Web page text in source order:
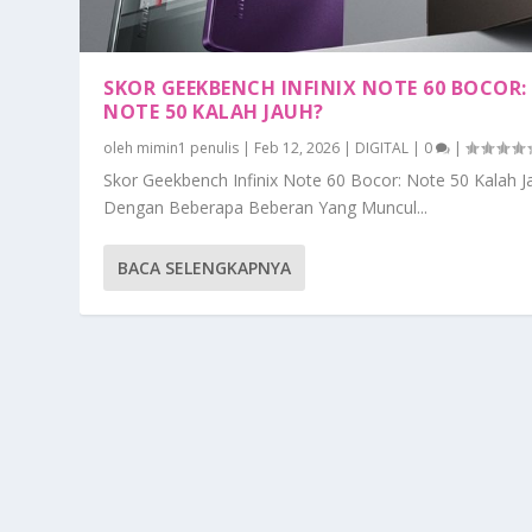
SKOR GEEKBENCH INFINIX NOTE 60 BOCOR:
NOTE 50 KALAH JAUH?
oleh mimin1 penulis | Feb 12, 2026 | DIGITAL | 0 |
Skor Geekbench Infinix Note 60 Bocor: Note 50 Kalah
Dengan Beberapa Beberan Yang Muncul...
BACA SELENGKAPNYA